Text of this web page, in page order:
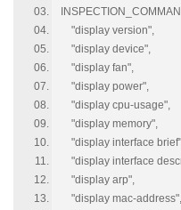
"display version",
"display device",
"display fan",
"display power",
"display cpu-usage",
"display memory",
"display interface
"display interface
"display arp",
"display mac-address",